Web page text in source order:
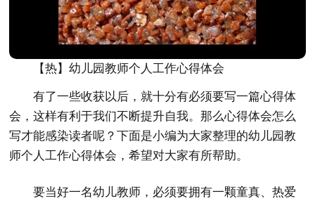
【热】幼儿园教师个人工作心得体会
有了一些收获以后，就十分有必须要写一篇心得体
会，这样有利于我们不断提升自我。那么心得体会怎么
写才能感染读者呢？下面是小编为大家整理的幼儿园教
师个人工作心得体会，希望对大家有所帮助。
要当好一名幼儿教师，必须要拥有一颗童真、热爱